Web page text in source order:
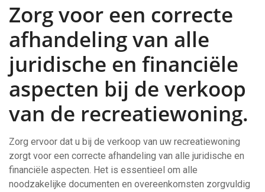
Zorg voor een correcte
afhandeling van alle
juridische en financiële
aspecten bij de verkoop
van de recreatiewoning.
Zorg ervoor dat u bij de verkoop van uw recreatiewoning
zorgt voor een correcte afhandeling van alle juridische en
financiële aspecten. Het is essentieel om alle
noodzakelijke documenten en overeenkomsten zorgvuldig